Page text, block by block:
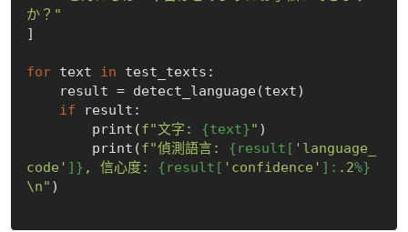
か？"
]
for text in test_texts:
if result:
        print(
f"文字: {text}" )
        print(
f"偵測語言: {result[ 'language_
code' ]} , 信心度: {result[ 'confidence' ]: .2%}
\n" )